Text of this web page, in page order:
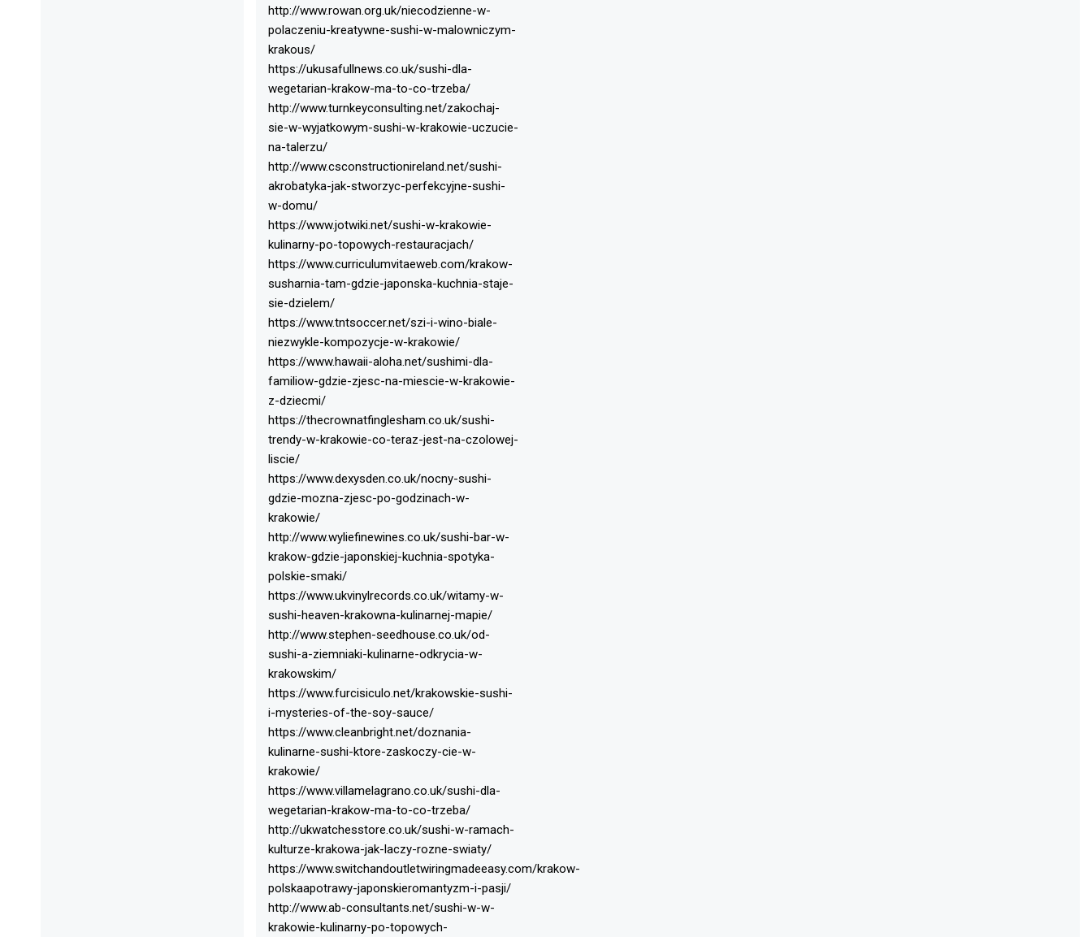
http://www.rowan.org.uk/niecodzienne-w-
polaczeniu-kreatywne-sushi-w-malowniczym-
krakous/
https://ukusafullnews.co.uk/sushi-dla-
wegetarian-krakow-ma-to-co-trzeba/
http://www.turnkeyconsulting.net/zakochaj-
sie-w-wyjatkowym-sushi-w-krakowie-uczucie-
na-talerzu/
http://www.csconstructionireland.net/sushi-
akrobatyka-jak-stworzyc-perfekcyjne-sushi-
w-domu/
https://www.jotwiki.net/sushi-w-krakowie-
kulinarny-po-topowych-restauracjach/
https://www.curriculumvitaeweb.com/krakow-
susharnia-tam-gdzie-japonska-kuchnia-staje-
sie-dzielem/
https://www.tntsoccer.net/szi-i-wino-biale-
niezwykle-kompozycje-w-krakowie/
https://www.hawaii-aloha.net/sushimi-dla-
familiow-gdzie-zjesc-na-miescie-w-krakowie-
z-dziecmi/
https://thecrownatfinglesham.co.uk/sushi-
trendy-w-krakowie-co-teraz-jest-na-czolowej-
liscie/
https://www.dexysden.co.uk/nocny-sushi-
gdzie-mozna-zjesc-po-godzinach-w-
krakowie/
http://www.wyliefinewines.co.uk/sushi-bar-w-
krakow-gdzie-japonskiej-kuchnia-spotyka-
polskie-smaki/
https://www.ukvinylrecords.co.uk/witamy-w-
sushi-heaven-krakowna-kulinarnej-mapie/
http://www.stephen-seedhouse.co.uk/od-
sushi-a-ziemniaki-kulinarne-odkrycia-w-
krakowskim/
https://www.furcisiculo.net/krakowskie-sushi-
i-mysteries-of-the-soy-sauce/
https://www.cleanbright.net/doznania-
kulinarne-sushi-ktore-zaskoczy-cie-w-
krakowie/
https://www.villamelagrano.co.uk/sushi-dla-
wegetarian-krakow-ma-to-co-trzeba/
http://ukwatchesstore.co.uk/sushi-w-ramach-
kulturze-krakowa-jak-laczy-rozne-swiaty/
https://www.switchandoutletwiringmadeeasy.com/krakow-
polskaapotrawy-japonskieromantyzm-i-pasji/
http://www.ab-consultants.net/sushi-w-w-
krakowie-kulinarny-po-topowych-